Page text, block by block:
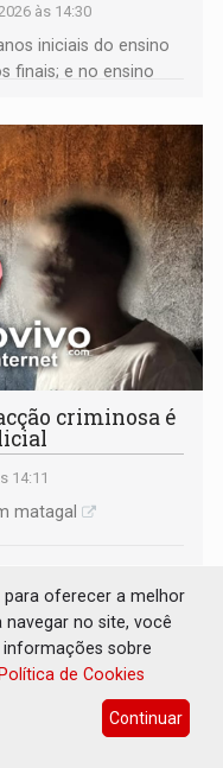
às 14:30
iniciais do ensino
finais; e no ensino
criminosa é
14:11
matagal
para oferecer a melhor
no site, você
sobre
Política de Cookies
Continuar